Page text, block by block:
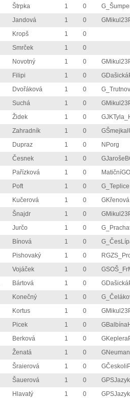
Štrpka 1 0
Jandová 1 0
Kropš 1
0
Smrček 1
0
Novotný 1 0
Filipi 1 0
Dvořáková 1 0
G_Trutnov
Suchá 1 0
Židek 1 0
Zahradník 1 0
Dupraz 1 0
NPorg
Česnek 1 0
Pařízková 1 0
Poft 1 0
G_Teplice
Kučerová 1 0
Šnajdr 1 0
Jurčo 1 0
Bínová 1 0
Pishovaký 1 0
Vojáček 1 0
Bártová 1 0
Konečný 1 0
Kortus 1 0
Picek 1 0
Berková 1 0
Ženatá 1 0
Šraierová 1 0
Šauerová 1 0
Hlavatý 1 0